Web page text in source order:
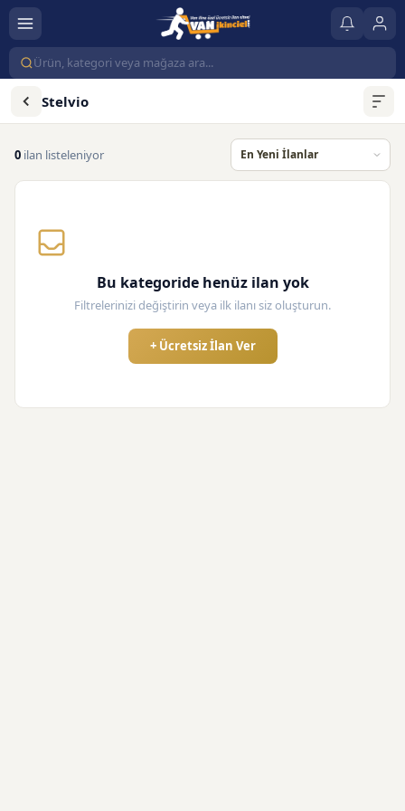
Stelvio
0 ilan listeleniyor
Bu kategoride henüz ilan yok
Filtrelerinizi değiştirin veya ilk ilanı siz oluşturun.
+ Ücretsiz İlan Ver